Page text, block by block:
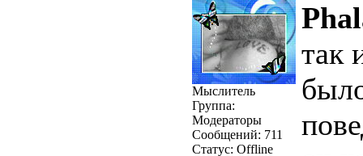
Мыслитель
Группа:
Модераторы
Сообщений: 711
Статус: Offline
так